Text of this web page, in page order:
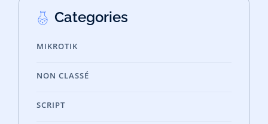
Categories
MIKROTIK
NON CLASSÉ
SCRIPT